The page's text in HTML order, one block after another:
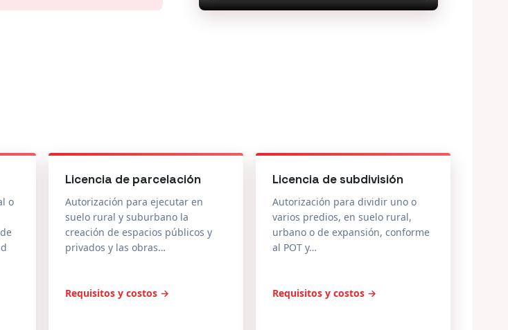
o
Licencia de parcelación
Autorización para ejecutar en
suelo rural y suburbano la
creación de espacios públicos y
privados y las obras…
Requisitos y costos →
Licencia de subdivisión
Autorización para dividir uno o
varios predios, en suelo rural,
urbano o de expansión, conforme
al POT y…
Requisitos y costos →